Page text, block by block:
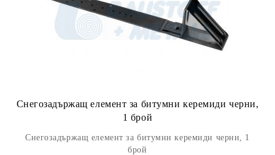
Снегозадържащ елемент за битумни керемиди черни,
1 брой
Снегозадържащ елемент за битумни керемиди черни, 1
брой